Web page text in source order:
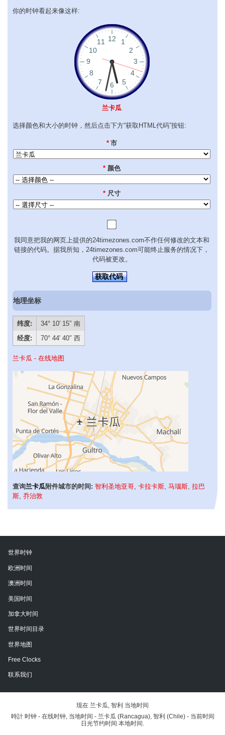
你的时钟看起来像这样:
兰卡瓜
选择颜色和大小的时钟，然后点击下方“获取HTML代码”按钮:
* 市
* 颜色
* 尺寸
我同意把我的网页上提供的24timezones.com不作任何修改的文本和
链接的代码。据我所知，24timezones.com可能终止服务的情况下，
代码被更改。
获取代码
地理坐标
纬度:
34° 10′ 15″ 南
经度:
70° 44′ 40″ 西
兰卡瓜 - 在线地图
查询兰卡瓜 附件城市的时间: 智利圣地亚哥 卡拉卡斯 马瑙斯 拉巴
斯 乔治敦
世界时钟
欧洲时间
澳洲时间
美国时间
加拿大时间
世界时间目录
世界地图
Free Clocks
联系我们
现在 兰卡瓜, 智利 当地时间
時計 时钟 - 在线时钟, 当地时间 - 兰卡瓜 (Rancagua), 智利 (Chile) - 当前时间
日光节约时间 本地时间.